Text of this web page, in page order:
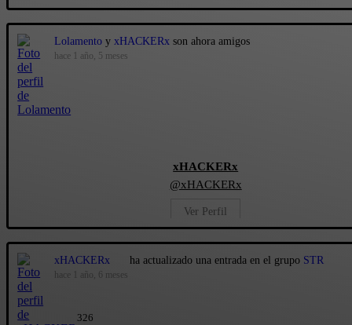
Lolamento yxHACKERx son ahora amigos
hace 1 año, 5 meses
xHACKERx
@xHACKERx
Ver Perfil
xHACKERx ha actualizado una entrada en el grupo STR
hace 1 año, 6 meses
326